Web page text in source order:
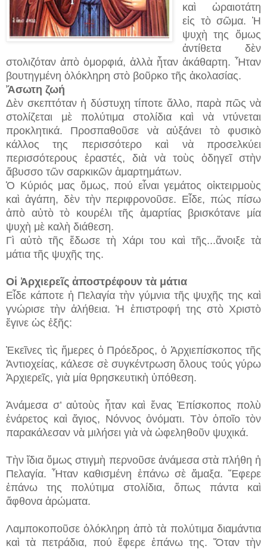
καὶ ὡραιοτάτη
εἰς τὸ σῶμα. Ἡ
ψυχὴ της ὅμως
ἀντίθετα δὲν
στολιζόταν ἀπὸ ὀμορφιά, ἀλλὰ ἦταν ἀκάθαρτη. Ἦταν
βουτηγμένη ὁλόκληρη στὸ βοῦρκο τῆς ἀκολασίας.
Ἄσωτη ζωή
Δὲν σκεπτόταν ἡ δύστυχη τίποτε ἄλλο, παρὰ πῶς νὰ
στολίζεται μὲ πολύτιμα στολίδια καὶ νὰ ντύνεται
προκλητικά. Προσπαθοῦσε νὰ αὐξάνει τὸ φυσικὸ
κάλλος της περισσότερο καὶ νὰ προσελκύει
περισσότερους ἐραστές, διὰ νὰ τοὺς ὁδηγεῖ στὴν
ἄβυσσο τῶν σαρκικῶν ἁμαρτημάτων.
Ὁ Κύριός μας ὅμως, πού εἶναι γεμάτος οἰκτειρμοὺς
καὶ ἀγάπη, δὲν τὴν περιφρονοῦσε. Εἶδε, πώς πίσω
ἀπὸ αὐτὸ τὸ κουρέλι τῆς ἁμαρτίας βρισκότανε μία
ψυχὴ μὲ καλὴ διάθεση.
Γὶ αὐτὸ τῆς ἔδωσε τὴ Χάρι του καὶ τῆς...ἄνοιξε τὰ
μάτια τῆς ψυχῆς της.
Οἱ Ἀρχιερεῖς ἀποστρέφουν τὰ μάτια
Εἶδε κάποτε ἡ Πελαγία τὴν γύμνια τῆς ψυχῆς της καὶ
γνώρισε τὴν ἀλήθεια. Ἡ ἐπιστροφή της στὸ Χριστὸ
ἔγινε ὡς ἑξῆς:
Ἐκεῖνες τὶς ἥμερες ὁ Πρόεδρος, ὁ Ἀρχιεπίσκοπος τῆς
Ἀντιοχείας, κάλεσε σὲ συγκέντρωση ὅλους τούς γύρω
Ἀρχιερεῖς, γιὰ μία θρησκευτικὴ ὑπόθεση.
Ἀνάμεσα σ’ αὐτοὺς ἦταν καὶ ἕνας Ἐπίσκοπος πολὺ
ἐνάρετος καὶ ἅγιος, Νόννος ὀνόματι. Τὸν ὁποῖο τὸν
παρακάλεσαν νὰ μιλήσει γιὰ νὰ ὠφεληθοῦν ψυχικά.
Τὴν ἴδια ὅμως στιγμὴ περνοῦσε ἀνάμεσα στὰ πλήθη ἡ
Πελαγία. Ἦταν καθισμένη ἐπάνω σὲ ἅμαξα. Ἔφερε
ἐπάνω της πολύτιμα στολίδια, ὅπως πάντα καὶ
ἄφθονα ἀρώματα.
Λαμποκοποῦσε ὁλόκληρη ἀπὸ τὰ πολύτιμα διαμάντια
καὶ τὰ πετράδια, πού ἔφερε ἐπάνω της. Ὅταν τὴν